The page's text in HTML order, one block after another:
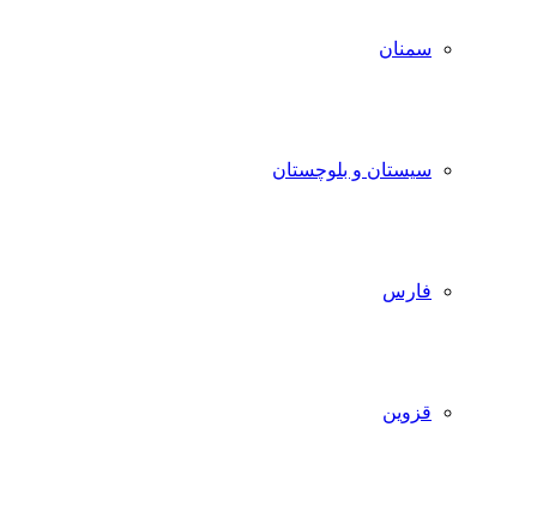
سمنان
سیستان و بلوچستان
فارس
قزوین